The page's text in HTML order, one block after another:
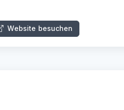
Website besuchen